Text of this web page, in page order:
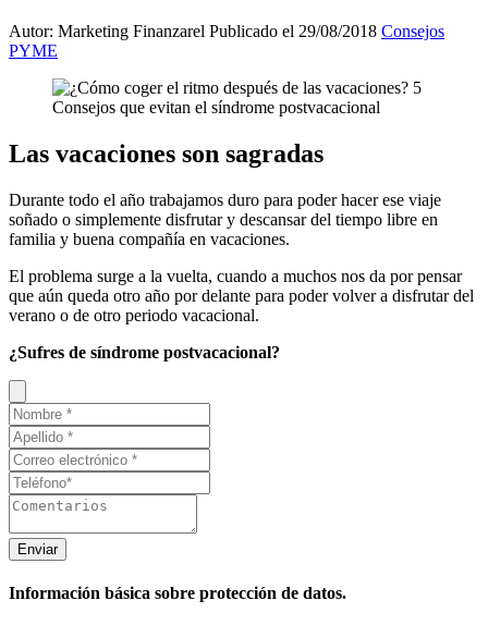
Autor: Marketing Finanzarel Publicado el 29/08/2018 Consejos
PYME
Las vacaciones son sagradas
Durante todo el año trabajamos duro para poder hacer ese viaje
soñado o simplemente disfrutar y descansar del tiempo libre en
familia y buena compañía en vacaciones.
El problema surge a la vuelta, cuando a muchos nos da por pensar
que aún queda otro año por delante para poder volver a disfrutar del
verano o de otro periodo vacacional.
¿Sufres de síndrome postvacacional?
Enviar
Información básica sobre protección de datos.